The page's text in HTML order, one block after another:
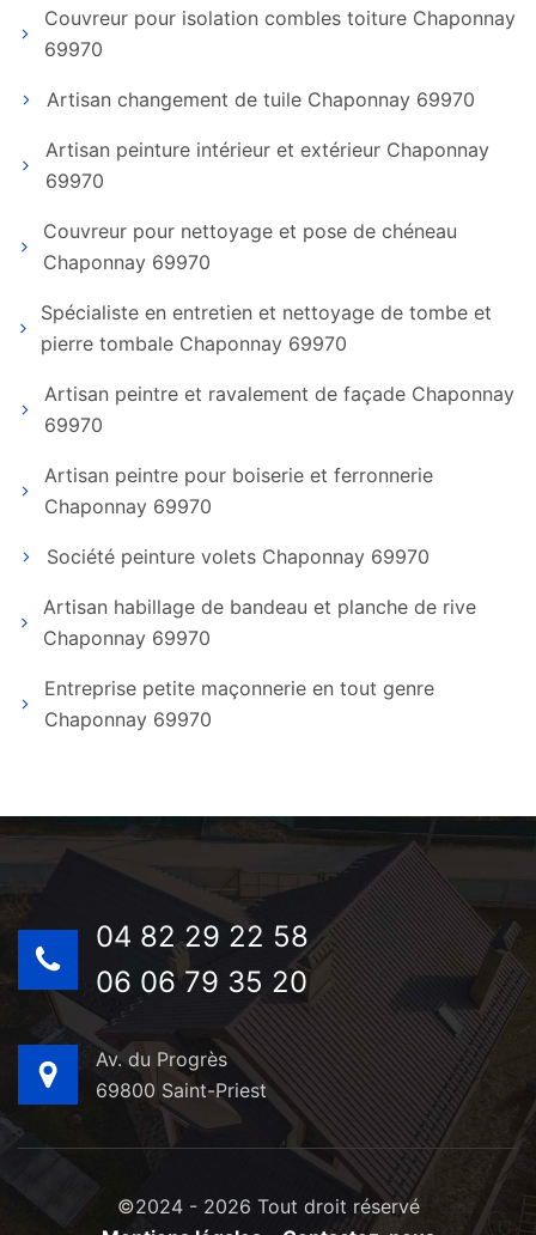
Couvreur pour isolation combles toiture Chaponnay
69970
Artisan changement de tuile Chaponnay 69970
Artisan peinture intérieur et extérieur Chaponnay
69970
Couvreur pour nettoyage et pose de chéneau
Chaponnay 69970
Spécialiste en entretien et nettoyage de tombe et
pierre tombale Chaponnay 69970
Artisan peintre et ravalement de façade Chaponnay
69970
Artisan peintre pour boiserie et ferronnerie
Chaponnay 69970
Société peinture volets Chaponnay 69970
Artisan habillage de bandeau et planche de rive
Chaponnay 69970
Entreprise petite maçonnerie en tout genre
Chaponnay 69970
04 82 29 22 58
06 06 79 35 20
Av. du Progrès
69800 Saint-Priest
©2024 - 2026 Tout droit réservé